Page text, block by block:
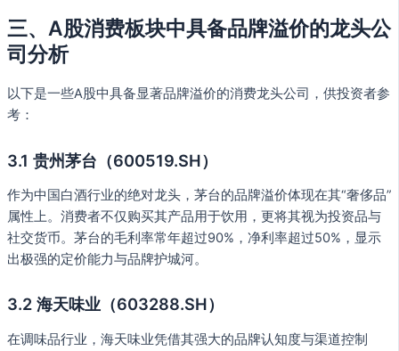
三、A股消费板块中具备品牌溢价的龙头公
司分析
以下是一些A股中具备显著品牌溢价的消费龙头公司，供投资者参
考：
3.1 贵州茅台（600519.SH）
作为中国白酒行业的绝对龙头，茅台的品牌溢价体现在其“奢侈品”
属性上。消费者不仅购买其产品用于饮用，更将其视为投资品与
社交货币。茅台的毛利率常年超过90%，净利率超过50%，显示
出极强的定价能力与品牌护城河。
3.2 海天味业（603288.SH）
在调味品行业，海天味业凭借其强大的品牌认知度与渠道控制